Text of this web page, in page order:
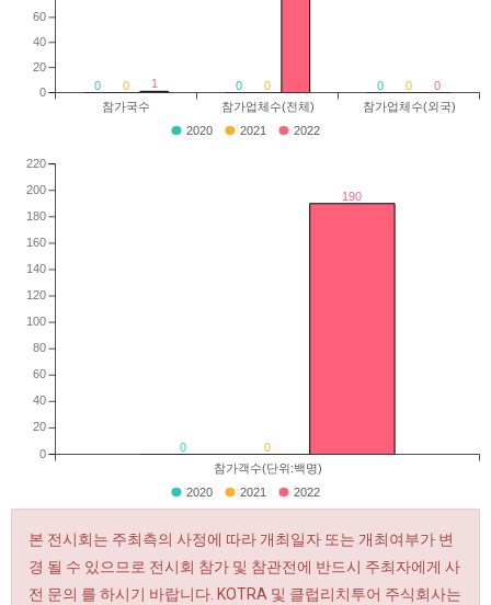
0 0 0
0 0 0
1 0
참가국수 참가업체수(전체) 참가업체수(외국)
0
20
40
60
2020 2021 2022
0 0
190
참가객수(단위:백명)
0
20
40
60
80
100
120
140
160
180
200
220
2020 2021 2022
본 전시회는 주최측의 사정에 따라 개최일자 또는 개최여부가 변
경 될 수 있으므로 전시회 참가 및 참관전에 반드시 주최자에게 사
전 문의 를 하시기 바랍니다. KOTRA 및 클럽리치투어 주식회사는